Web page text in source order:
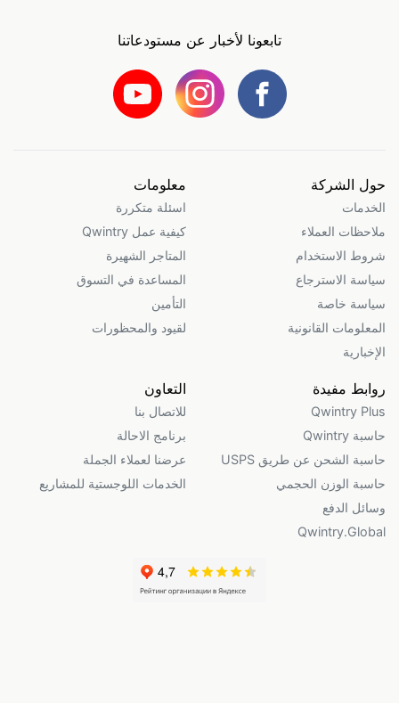
تابعونا لأخبار عن مستودعاتنا
حول الشركة
الخدمات
ملاحظات العملاء
شروط الاستخدام
سياسة الاسترجاع
سياسة خاصة
المعلومات القانونية
الإخبارية
معلومات
اسئلة متكررة
كيفية عمل Qwintry
المتاجر الشهيرة
المساعدة في التسوق
التأمين
لقيود والمحظورات
روابط مفيدة
Qwintry Plus
حاسبة Qwintry
حاسبة الشحن عن طريق USPS
حاسبة الوزن الحجمي
وسائل الدفع
Qwintry.Global
التعاون
للاتصال بنا
برنامج الاحالة
عرضنا لعملاء الجملة
الخدمات اللوجستية للمشاريع